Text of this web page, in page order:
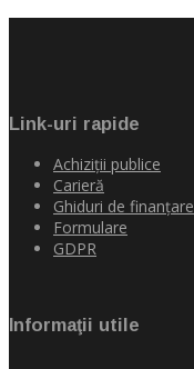
Link-uri rapide
Achiziţii publice
Carieră
Ghiduri de finanţare
Formulare
GDPR
Informaţii utile